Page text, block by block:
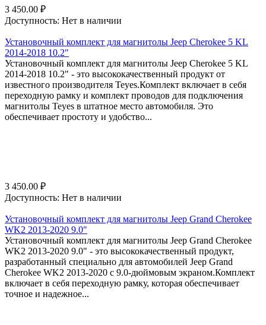
3 450.00 ₽
Доступность: Нет в наличии
Установочный комплект для магнитолы Jeep Cherokee 5 KL
2014-2018 10.2"
Установочный комплект для магнитолы Jeep Cherokee 5 KL
2014-2018 10.2" - это высококачественный продукт от
известного производителя Teyes.Комплект включает в себя
переходную рамку и комплект проводов для подключения
магнитолы Teyes в штатное место автомобиля. Это
обеспечивает простоту и удобство...
3 450.00 ₽
Доступность: Нет в наличии
Установочный комплект для магнитолы Jeep Grand Cherokee
WK2 2013-2020 9.0"
Установочный комплект для магнитолы Jeep Grand Cherokee
WK2 2013-2020 9.0" - это высококачественный продукт,
разработанный специально для автомобилей Jeep Grand
Cherokee WK2 2013-2020 с 9.0-дюймовым экраном.Комплект
включает в себя переходную рамку, которая обеспечивает
точное и надежное...